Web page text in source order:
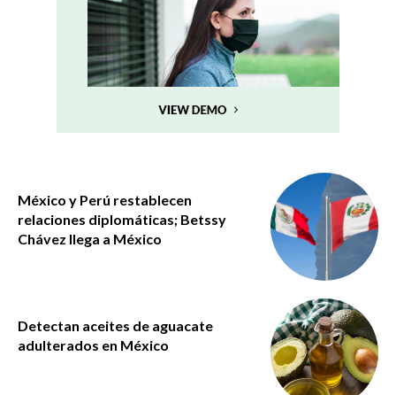
México y Perú restablecen
relaciones diplomáticas; Betssy
Chávez llega a México
Detectan aceites de aguacate
adulterados en México